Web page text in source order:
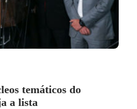
temáticos do
a lista